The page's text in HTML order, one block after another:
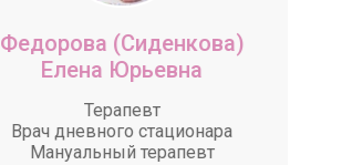
Федорова (Сиденкова)
Елена Юрьевна
Терапевт
Врач дневного стационара
Мануальный терапевт